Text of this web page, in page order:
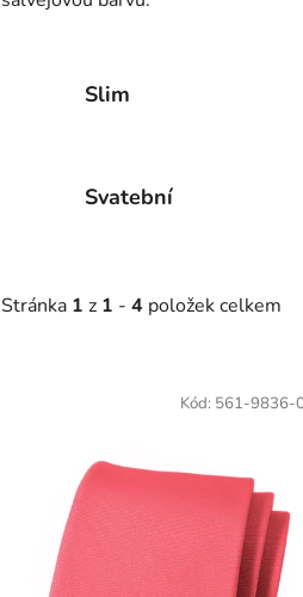
Slim
Svatební
Stránka 1 z 1 - 4 položek celkem
Kód: 561-9836-